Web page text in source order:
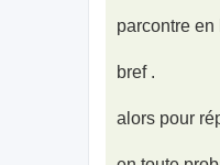
parcontre
bref .
alors pour